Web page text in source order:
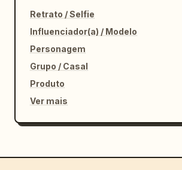
Retrato / Selfie
Influenciador(a) / Modelo
Personagem
Grupo / Casal
Produto
Ver mais